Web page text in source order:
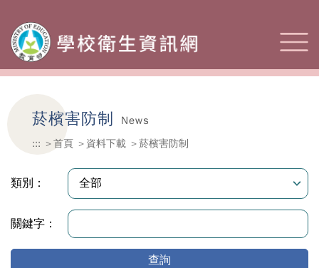
菸檳害防制
News
:::
首頁 資料下載 菸檳害防制
類別：
關鍵字：
查詢